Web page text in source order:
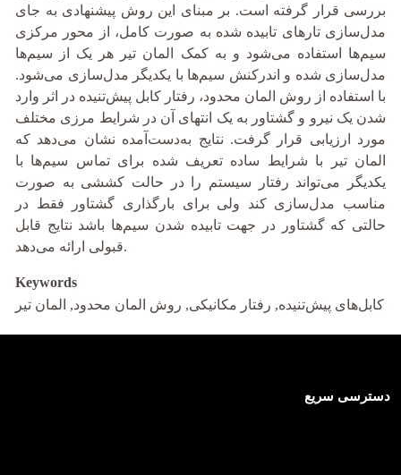
بررسی قرار گرفته است. بر مبنای این روش پیشنهادی به جای
مدل‌سازی تارهای تابیده شده به صورت کامل، از محور مرکزی
سیم‌ها استفاده می‌شود و به کمک المان تیر هر یک از سیم‌ها
مدل‌سازی شده و اندرکنش سیم‌ها با یکدیگر مدل‌سازی می‌شود.
با استفاده از روش المان محدود، رفتار کابل‌ پیش‌تنیده در اثر وارد
شدن یک نیرو و گشتاور به یک انتهای آن در شرایط مرزی مختلف
مورد ارزیابی قرار گرفت. نتایج به‌دست‌آمده نشان می‌دهد که
المان تیر با شرایط ساده تعریف شده برای تماس سیم‌ها با
یکدیگر می‌تواند رفتار سیستم را در حالت کششی به صورت
مناسب مدل‌سازی کند ولی برای بارگذاری گشتاور فقط در
حالتی که گشتاور در جهت تابیده شدن سیم‌ها باشد نتایج قابل
قبولی ارائه می‌دهد.
Keywords
کابل‌های پیش‌تنیده, رفتار مکانیکی, روش المان محدود, المان تیر
دسترسی سریع